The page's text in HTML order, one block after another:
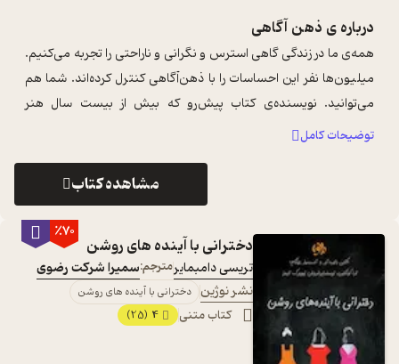
درباره ی ذهن آگاهی
همه‌ی ما در زندگی گاهی استرس و نگرانی و ناراحتی را تجربه می‌کنیم.
میلیون‌ها نفر این احساسات را با ذهن‌آگاهی کنترل کرده‌اند. شما هم
می‌توانید. نویسنده‌ی کتاب پیش‌رو که بیش از بیست سال هنر
ذهن‌آگاهی را ...... توضیحات کامل
مشاهده کتاب
٪70
دخترانی با آینده های روشن
تریسی دامبمایرمترجم:سمیرا شرکت رضوی
نشر نوژین دخترانی با آینده های روشن
کتاب متنی 4
(25)